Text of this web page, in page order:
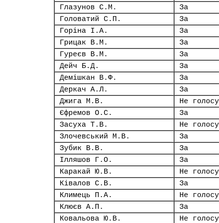
Глазунов С.М.
За
Головатий С.П.
За
Горіна І.А.
За
Грицак В.М.
За
Гуреєв В.М.
За
Дейч Б.Д.
За
Демішкан В.Ф.
За
Деркач А.Л.
За
Джига М.В.
Не
Єфремов О.С.
За
Засуха Т.В.
Не
Злочевський М.В.
За
Зубик В.В.
За
Ілляшов Г.О.
За
Каракай Ю.В.
Не
Ківалов С.В.
За
Климець П.А.
Не
Клюєв А.П.
За
Ковальова Ю.В.
Не